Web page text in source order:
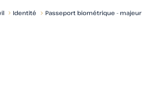
Identité Passeport biométrique - majeur